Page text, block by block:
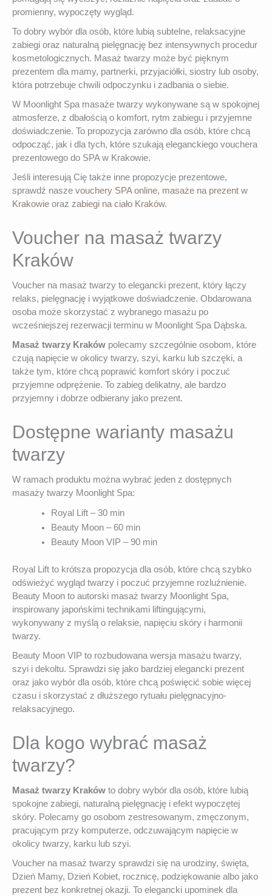
promienny, wypoczęty wygląd.
To dobry wybór dla osób, które lubią subtelne, relaksacyjne
zabiegi oraz naturalną pielęgnację bez intensywnych procedur
kosmetologicznych. Masaż twarzy może być pięknym
prezentem dla mamy, partnerki, przyjaciółki, siostry lub osoby,
która potrzebuje chwili odpoczynku i zadbania o siebie.
W Moonlight Spa masaże twarzy wykonywane są w spokojnej
atmosferze, z dbałością o komfort, rytm zabiegu i przyjemne
doświadczenie. To propozycja zarówno dla osób, które chcą
odpocząć, jak i dla tych, które szukają eleganckiego vouchera
prezentowego do SPA w Krakowie.
Jeśli interesują Cię także inne propozycje prezentowe,
sprawdź nasze vouchery SPA online, masaże na prezent w
Krakowie oraz zabiegi na ciało Kraków.
Voucher na masaż twarzy
Kraków
Voucher na masaż twarzy to elegancki prezent, który łączy
relaks, pielęgnację i wyjątkowe doświadczenie. Obdarowana
osoba może skorzystać z wybranego masażu po
wcześniejszej rezerwacji terminu w Moonlight Spa Dąbska.
Masaż twarzy Kraków polecamy szczególnie osobom, które
czują napięcie w okolicy twarzy, szyi, karku lub szczęki, a
także tym, które chcą poprawić komfort skóry i poczuć
przyjemne odprężenie. To zabieg delikatny, ale bardzo
przyjemny i dobrze odbierany jako prezent.
Dostępne warianty masażu
twarzy
W ramach produktu można wybrać jeden z dostępnych
masaży twarzy Moonlight Spa:
Royal Lift – 30 min
Beauty Moon – 60 min
Beauty Moon VIP – 90 min
Royal Lift to krótsza propozycja dla osób, które chcą szybko
odświeżyć wygląd twarzy i poczuć przyjemne rozluźnienie.
Beauty Moon to autorski masaż twarzy Moonlight Spa,
inspirowany japońskimi technikami liftingującymi,
wykonywany z myślą o relaksie, napięciu skóry i harmonii
twarzy.
Beauty Moon VIP to rozbudowana wersja masażu twarzy,
szyi i dekoltu. Sprawdzi się jako bardziej elegancki prezent
oraz jako wybór dla osób, które chcą poświęcić sobie więcej
czasu i skorzystać z dłuższego rytuału pielęgnacyjno-
relaksacyjnego.
Dla kogo wybrać masaż
twarzy?
Masaż twarzy Kraków to dobry wybór dla osób, które lubią
spokojne zabiegi, naturalną pielęgnację i efekt wypoczętej
skóry. Polecamy go osobom zestresowanym, zmęczonym,
pracującym przy komputerze, odczuwającym napięcie w
okolicy twarzy, karku lub szyi.
Voucher na masaż twarzy sprawdzi się na urodziny, święta,
Dzień Mamy, Dzień Kobiet, rocznicę, podziękowanie albo jako
prezent bez konkretnej okazji. To elegancki upominek dla